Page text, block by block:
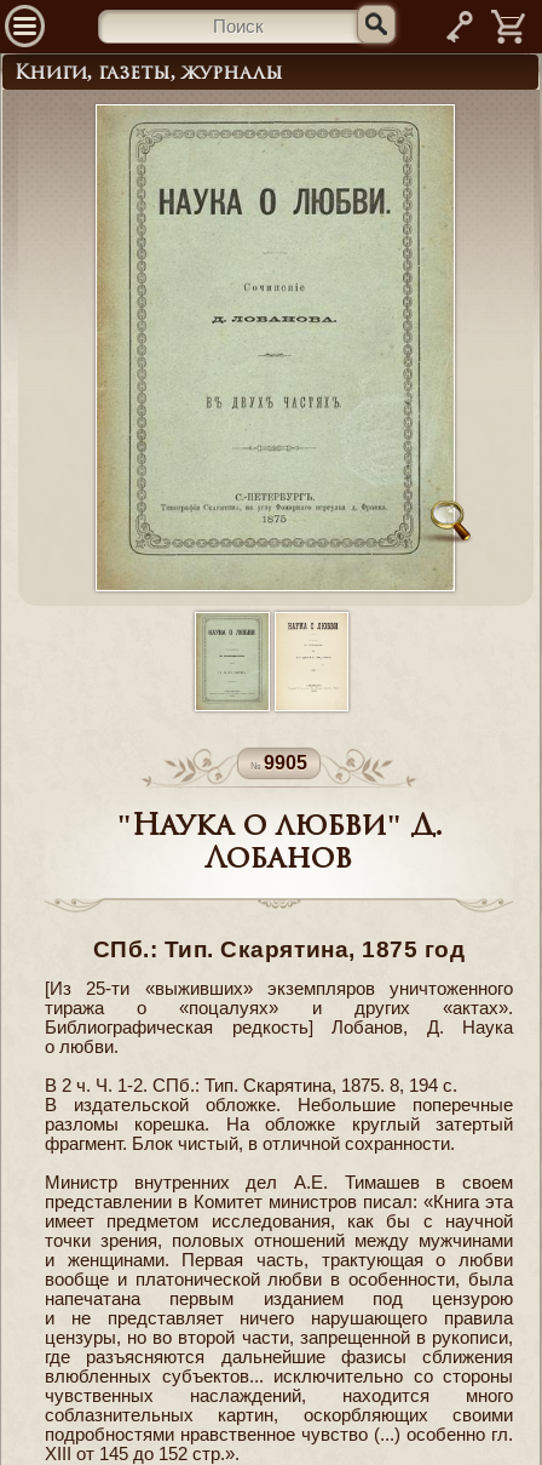
—
Книги, газеты, журналы
9905
"Наука о любви" Д.
Лобанов
СПб.: Тип. Скарятина, 1875 год
[Из 25-ти «выживших» экземпляров уничтоженного
тиража о «поцалуях» и других «актах».
Библиографическая редкость] Лобанов, Д. Наука
о любви.
В 2 ч. Ч. 1-2. СПб.: Тип. Скарятина, 1875. 8, 194 с.
В издательской обложке. Небольшие поперечные
разломы корешка. На обложке круглый затертый
фрагмент. Блок чистый, в отличной сохранности.
Министр внутренних дел А.Е. Тимашев в своем
представлении в Комитет министров писал: «Книга эта
имеет предметом исследования, как бы с научной
точки зрения, половых отношений между мужчинами
и женщинами. Первая часть, трактующая о любви
вообще и платонической любви в особенности, была
напечатана первым изданием под цензурою
и не представляет ничего нарушающего правила
цензуры, но во второй части, запрещенной в рукописи,
где разъясняются дальнейшие фазисы сближения
влюбленных субъектов... исключительно со стороны
чувственных наслаждений, находится много
соблазнительных картин, оскорбляющих своими
подробностями нравственное чувство (...) особенно гл.
XIII от 145 до 152 стр.».